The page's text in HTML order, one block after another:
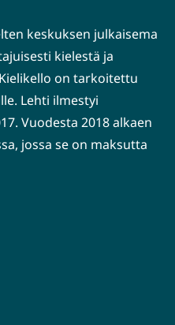
keskuksen julkaisema
kielestä ja
on tarkoitettu
Lehti ilmestyi
Vuodesta 2018 alkaen
jossa se on maksutta